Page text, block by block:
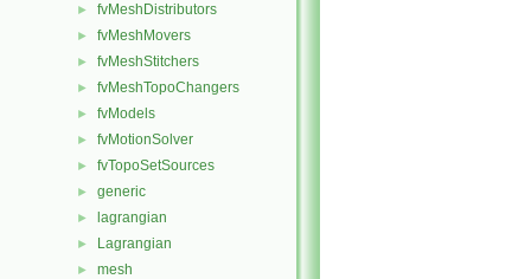
► fvMeshDistributors
► fvMeshMovers
► fvMeshStitchers
► fvMeshTopoChangers
► fvModels
► fvMotionSolver
► fvTopoSetSources
► generic
► lagrangian
► Lagrangian
► mesh